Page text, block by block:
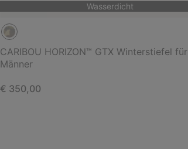
Wasserdicht
CARIBOU HORIZON™ GTX Winterstiefel für
Männer
Regular price:
€ 350,00